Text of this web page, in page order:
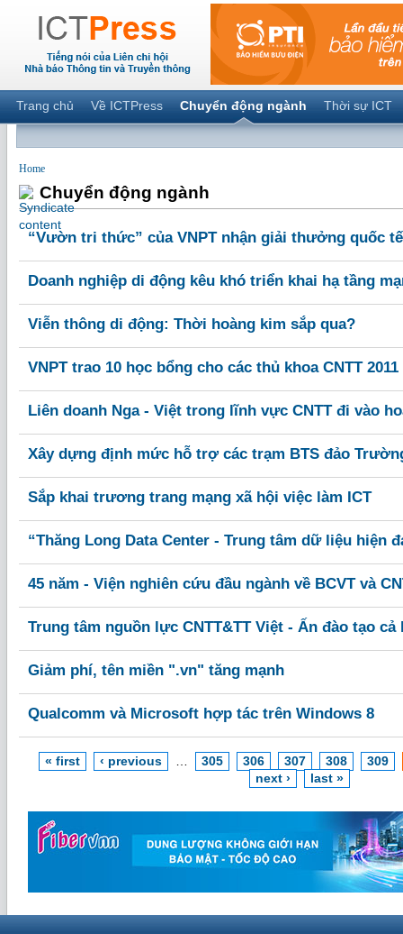
Trang chủ Về ICTPress Chuyển động ngành Thời sự ICT
Home
Chuyển động ngành
“Vườn tri thức” của VNPT nhận giải thưởng quốc tế
Doanh nghiệp di động kêu khó triển khai hạ tầng
Viễn thông di động: Thời hoàng kim sắp qua?
VNPT trao 10 học bổng cho các thủ khoa CNTT 2011
Liên doanh Nga - Việt trong lĩnh vực CNTT đi vào
Xây dựng định mức hỗ trợ các trạm BTS đảo
Sắp khai trương trang mạng xã hội việc làm ICT
“Thăng Long Data Center - Trung tâm dữ liệu hiện
45 năm - Viện nghiên cứu đầu ngành về BCVT và
Trung tâm nguồn lực CNTT&TT Việt - Ấn đào tạo cả
Giảm phí, tên miền ".vn" tăng mạnh
Qualcomm và Microsoft hợp tác trên Windows 8
« first ‹ previous 305 306 307 308
309
next ›
last »